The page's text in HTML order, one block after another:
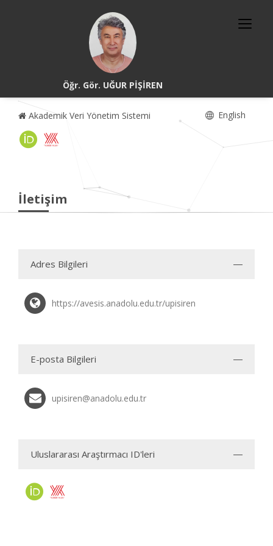
Öğr. Gör. UĞUR PİŞİREN
Akademik Veri Yönetim Sistemi English
İletişim
Adres Bilgileri
https://avesis.anadolu.edu.tr/upisiren
E-posta Bilgileri
upisiren@anadolu.edu.tr
Uluslararası Araştırmacı ID'leri